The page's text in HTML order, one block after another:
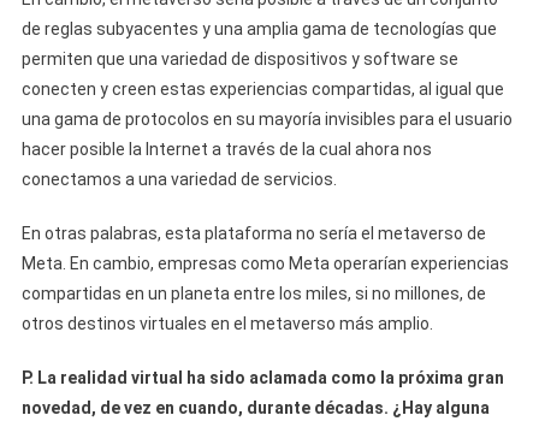
de reglas subyacentes y una amplia gama de tecnologías que
permiten que una variedad de dispositivos y software se
conecten y creen estas experiencias compartidas, al igual que
una gama de protocolos en su mayoría invisibles para el usuario
hacer posible la Internet a través de la cual ahora nos
conectamos a una variedad de servicios.
En otras palabras, esta plataforma no sería el metaverso de
Meta. En cambio, empresas como Meta operarían experiencias
compartidas en un planeta entre los miles, si no millones, de
otros destinos virtuales en el metaverso más amplio.
P. La realidad virtual ha sido aclamada como la próxima gran
novedad, de vez en cuando, durante décadas. ¿Hay alguna